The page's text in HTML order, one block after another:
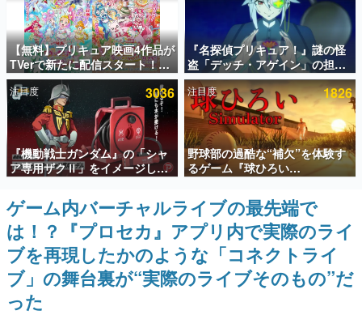
電ファミのいま読まれている記事ランキング
アプリセール情報
インタビュー
連載・特集一覧
殿堂入り記事
SNS拡散数が数千以上！ ページビュー数万以上！ などな
ど。多くの人々に読まれた、電ファミ渾身の“殿堂入り”記
事をまとめました。
ゲームの企画書
名作ゲームクリエイターの方々に製作時のエピソードをお
聞きし、ヒットする企画（ゲーム）とは何か？を探ってい
きます。
赫本
この物語を解いてはいけない。『赫本』は、〈試験問題〉
【無料】プリキュア映画4作品が
TVerで新たに配信スタート！な
んと2018年～2024年の映画ほぼ
すべてが見放題に、ぶっちゃけ
ありえないラインナップ
『名探偵プリキュア！』謎の怪
盗「デッチ・アゲイン」の担当
キャストは天﨑滉平さんと判
明。『Re:ゼロから始める異世
界生活』オットー役、『ヒプノ
シスマイク』山田三郎役など
注目度 3036
『機動戦士ガンダム』の「シャ
ア専用ザクⅡ」をイメージした
散水ホースリールが予約開始。
本体にはシャアのパーソナルマ
ークやジオン公国軍のエンブレ
ム、型式番号などを配置
注目度 1826
野球部の過酷な“補欠”を体験す
るゲーム『球ひろい
Simulator』が「1件」のウィッ
シュリストをもとにチェコ語に
対応しSNSで話題に。『キング
ダム・カム』開発元やチェコの
プロ野球選手から称賛の声
ゲーム内バーチャルライブの最先端で
は！？『プロセカ』アプリ内で実際のライ
ブを再現したかのような「コネクトライ
ブ」の舞台裏が“実際のライブそのもの”だ
った